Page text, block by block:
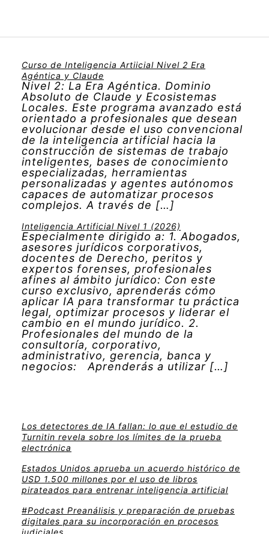
Curso de Inteligencia Artiicial Nivel 2 Era
Agéntica y Claude
Nivel 2: La Era Agéntica. Dominio
Absoluto de Claude y Ecosistemas
Locales. Este programa avanzado está
orientado a profesionales que desean
evolucionar desde el uso convencional
de la inteligencia artificial hacia la
construcción de sistemas de trabajo
inteligentes, bases de conocimiento
especializadas, herramientas
personalizadas y agentes autónomos
capaces de automatizar procesos
complejos. A través de […]
Inteligencia Artificial Nivel 1 (2026)
Especialmente dirigido a: 1. Abogados,
asesores jurídicos corporativos,
docentes de Derecho, peritos y
expertos forenses, profesionales
afines al ámbito jurídico: Con este
curso exclusivo, aprenderás cómo
aplicar IA para transformar tu práctica
legal, optimizar procesos y liderar el
cambio en el mundo jurídico. 2.
Profesionales del mundo de la
consultoría, corporativo,
administrativo, gerencia, banca y
negocios: Aprenderás a utilizar […]
Los detectores de IA fallan: lo que el estudio de
Turnitin revela sobre los límites de la prueba
electrónica
Estados Unidos aprueba un acuerdo histórico de
USD 1.500 millones por el uso de libros
pirateados para entrenar inteligencia artificial
#Podcast Preanálisis y preparación de pruebas
digitales para su incorporación en procesos